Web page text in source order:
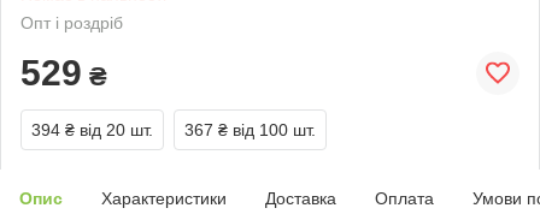
Опт і роздріб
529 ₴
394 ₴ від 20 шт. 367 ₴ від 100 шт.
Опис Характеристики Доставка Оплата Умови